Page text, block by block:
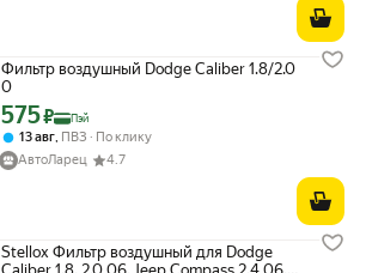
Фильтр воздушный Dodge Caliber 1.8/2.0
0
Цена с картой Яндекс Пэй 575 ₽ вместо
575₽ Пэй
13 авг, ПВЗ
По клику
АвтоЛарец
4.7
Stellox Фильтр воздушный для Dodge